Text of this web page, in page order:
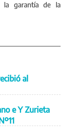
la garantía de la
al
e Y Zurieta